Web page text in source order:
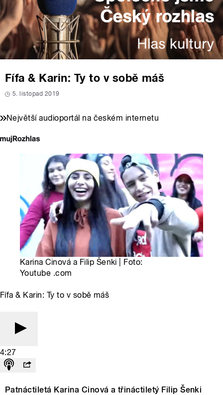
Fífa & Karin: Ty to v sobě máš
5. listopad 2019
Největší audioportál na českém internetu
Karina Cinová a Filip Šenki | Foto:
Youtube .com
Fífa & Karin: Ty to v sobě máš
4:27
Patnáctiletá Karina Cinová a třináctiletý Filip Šenki